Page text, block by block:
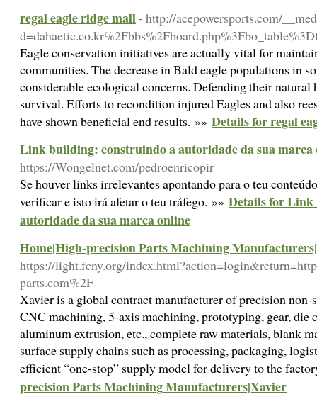
regal eagle ridge mall- http://acepowersports.com/
Eagle conservation initiatives are actually vital for
communities. The decrease in Bald eagle populations in
considerable ecological concerns. Defending their
survival. Efforts to recondition injured Eagles and also
have shown beneficial end results. »» Details for regal
Link building: construindo a autoridade da sua marca
https://Wongelnet.com/pedroenricopir
Se houver links irrelevantes apontando para o teu
verificar e isto irá afetar o teu tráfego. »» Details for
autoridade da sua marca online
Home|High-precision Parts Machining
https://light.fcny.org/
parts.com%2F
Xavier is a global contract manufacturer of precision non-
CNC machining, 5-axis machining, prototyping, gear, die
aluminum extrusion, etc., complete raw materials, blank
surface supply chains such as processing, packaging,
efficient “one-stop” supply model for delivery to the
precision Parts Machining Manufacturers|Xavier